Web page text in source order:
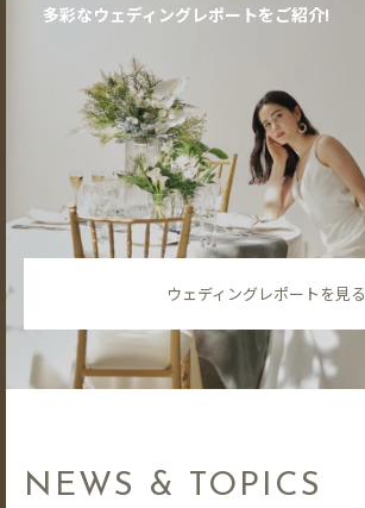
多彩なウェディングレポートをご紹介!
ウェディングレポートを見る
NEWS & TOPICS